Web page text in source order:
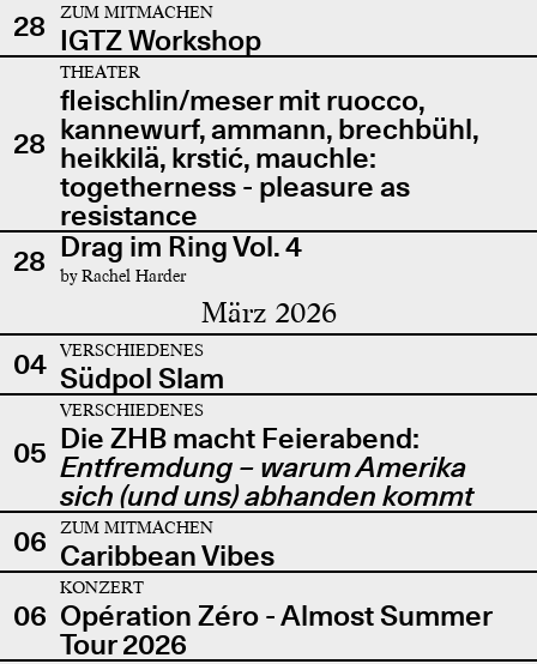
28
ZUM MITMACHEN
IGTZ Workshop
28
THEATER
fleischlin/meser mit ruocco,
kannewurf, ammann, brechbühl,
heikkilä, krstić, mauchle:
togetherness - pleasure as
resistance
28 Drag im Ring Vol. 4
by Rachel Harder
März 2026
04 VERSCHIEDENES
Südpol Slam
05
VERSCHIEDENES
Die ZHB macht Feierabend:
Entfremdung – warum Amerika
sich (und uns) abhanden kommt
06
ZUM MITMACHEN
Caribbean Vibes
06
KONZERT
Opération Zéro - Almost Summer
Tour 2026